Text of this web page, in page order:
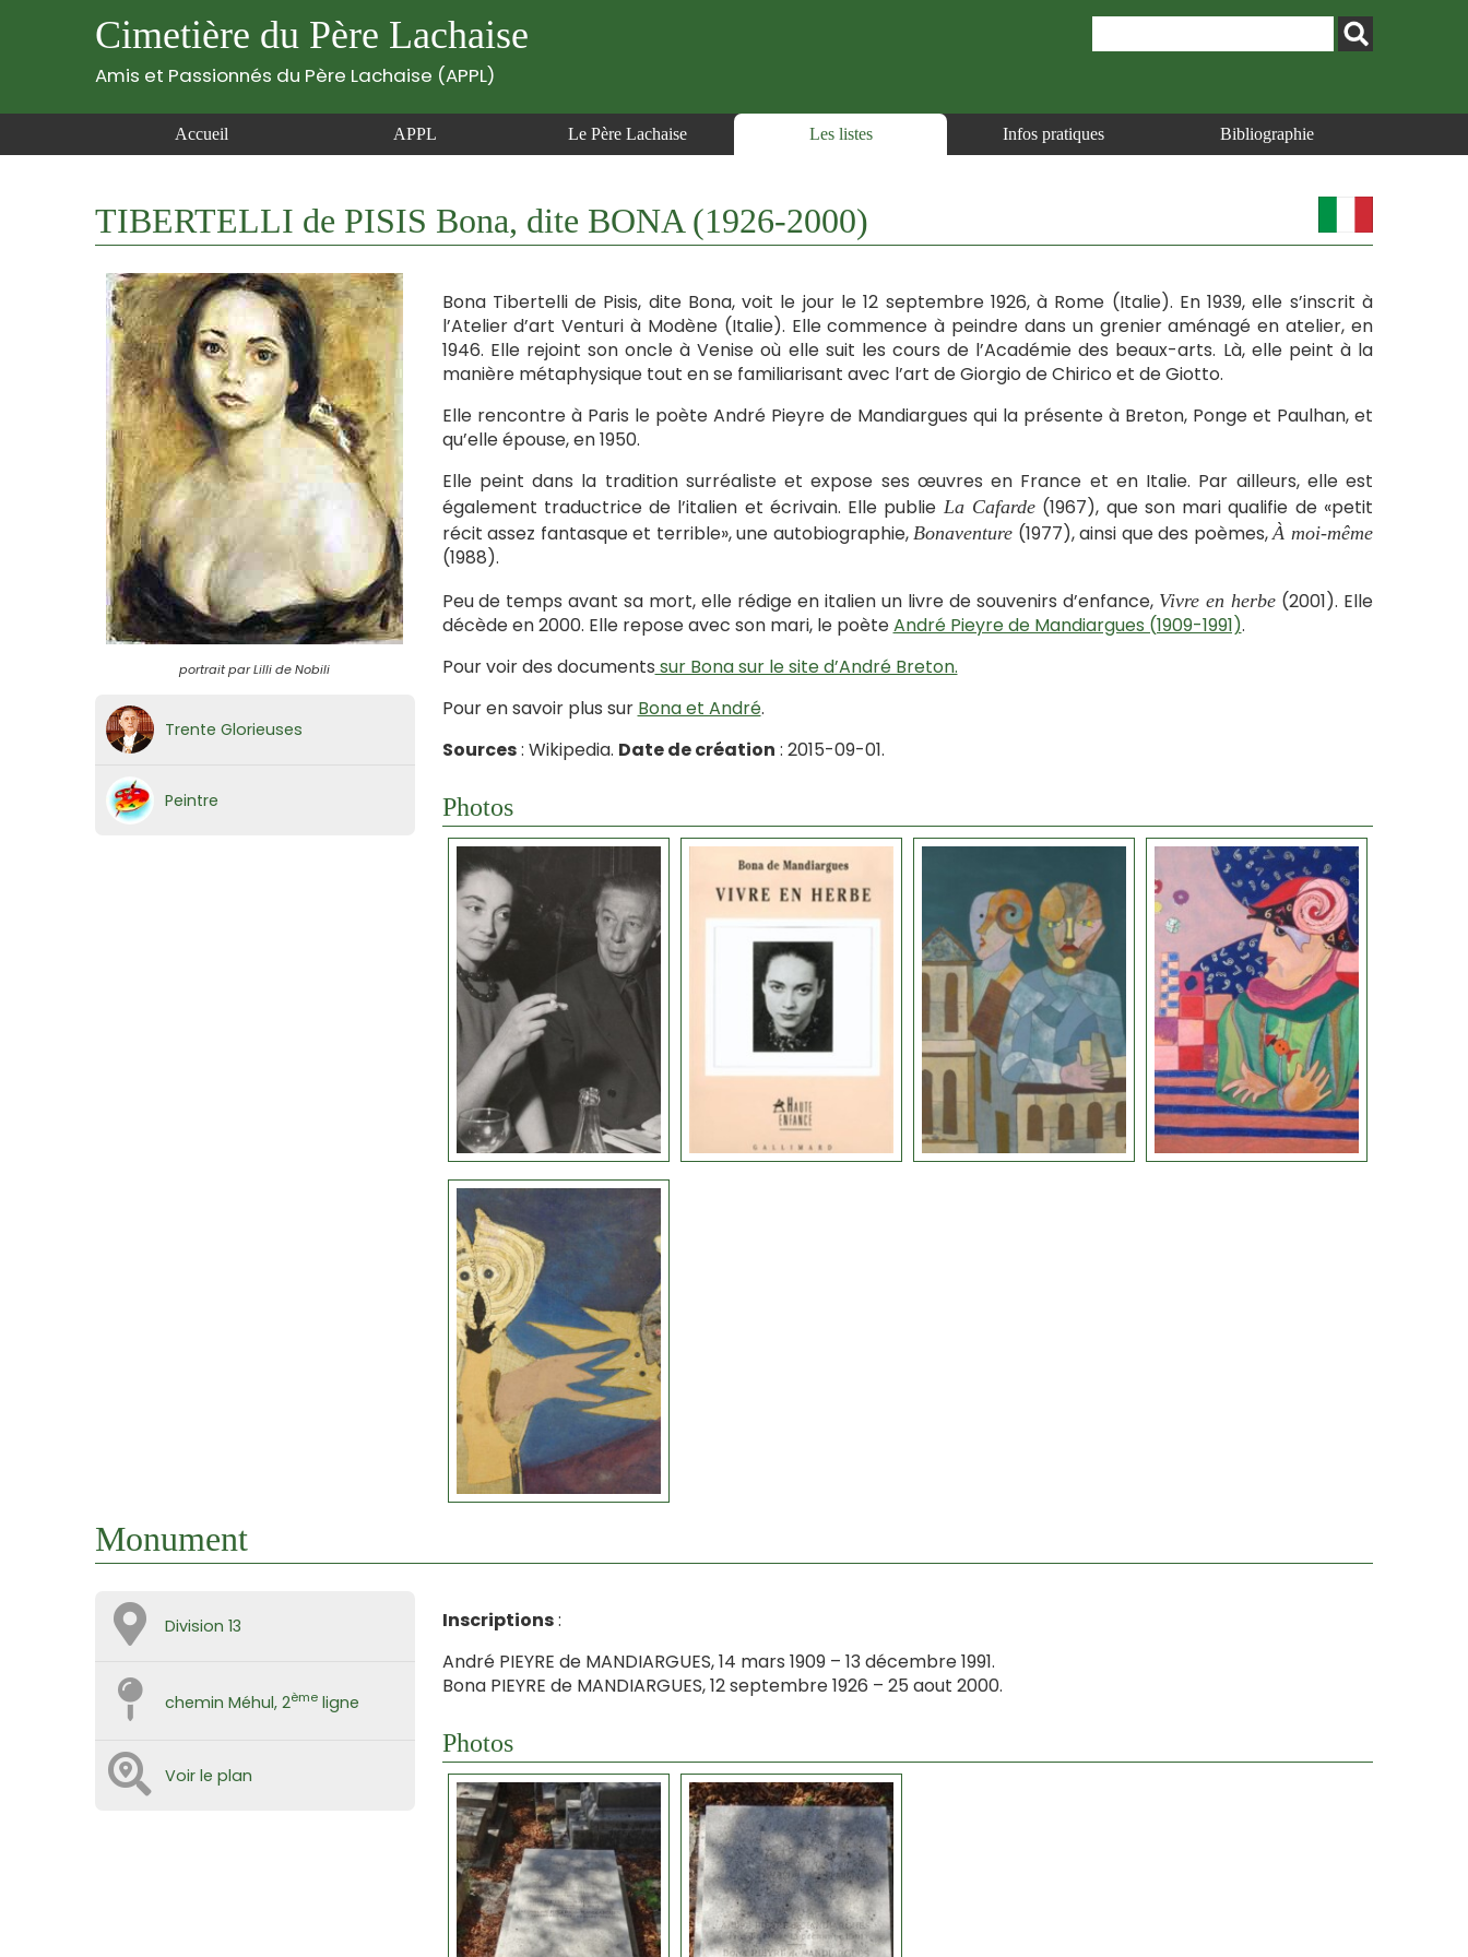
Cimetière du Père Lachaise
Amis et Passionnés du Père Lachaise (APPL)
Accueil APPL Le Père Lachaise Les listes Infos pratiques Bibliographie
TIBERTELLI de PISIS Bona, dite BONA (1926-2000)
portrait par Lilli de Nobili
Trente Glorieuses
Peintre
Bona Tibertelli de Pisis, dite Bona, voit le jour le 12 septembre 1926, à Rome (Italie). En 1939, elle s’inscrit à
l’Atelier d’art Venturi à Modène (Italie). Elle commence à peindre dans un grenier aménagé en atelier, en
1946. Elle rejoint son oncle à Venise où elle suit les cours de l’Académie des beaux-arts. Là, elle peint à la
manière métaphysique tout en se familiarisant avec l’art de Giorgio de Chirico et de Giotto.
Elle rencontre à Paris le poète André Pieyre de Mandiargues qui la présente à Breton, Ponge et Paulhan, et
qu’elle épouse, en 1950.
Elle peint dans la tradition surréaliste et expose ses œuvres en France et en Italie. Par ailleurs, elle est
également traductrice de l’italien et écrivain. Elle publie La Cafarde (1967), que son mari qualifie de «petit
récit assez fantasque et terrible», une autobiographie,Bonaventure (1977), ainsi que des poèmes,À moi-même
(1988).
Peu de temps avant sa mort, elle rédige en italien un livre de souvenirs d’enfance, Vivre en herbe (2001). Elle
décède en 2000. Elle repose avec son mari, le poèteAndré Pieyre de Mandiargues (1909-1991).
Pour voir des documents sur Bona sur le site d’André Breton.
Pour en savoir plus sur Bona et André.
Sources: Wikipedia. Date de création : 2015-09-01.
Photos
Monument
Division 13
chemin Méhul, 2ème ligne
Voir le plan
Inscriptions:
André PIEYRE de MANDIARGUES, 14 mars 1909 – 13 décembre 1991.
Bona PIEYRE de MANDIARGUES, 12 septembre 1926 – 25 aout 2000.
Photos